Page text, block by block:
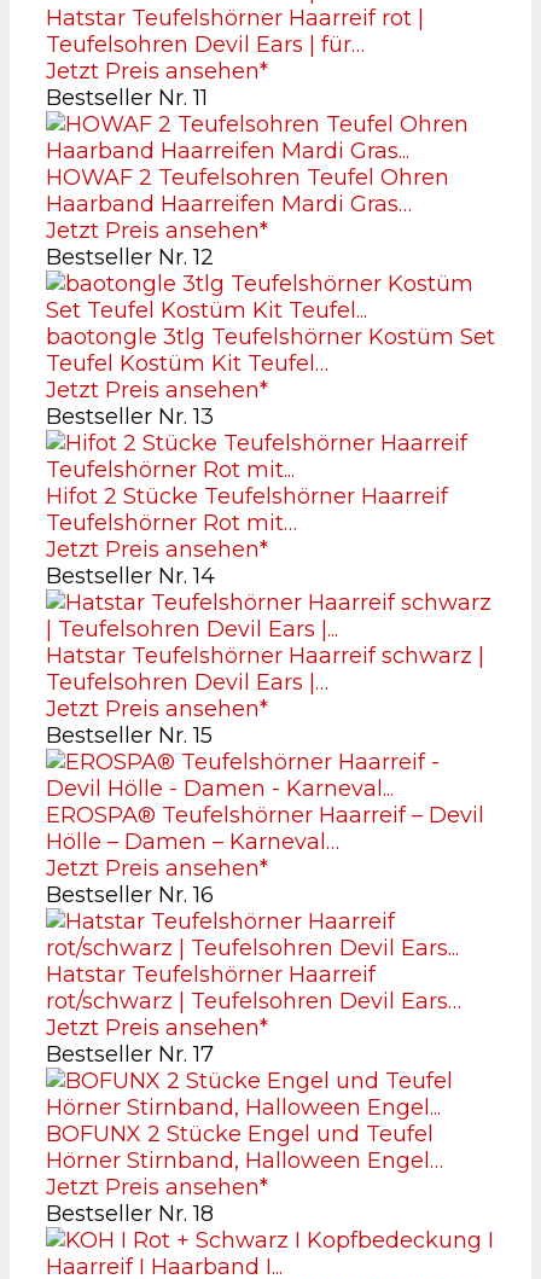
Hatstar Teufelshörner Haarreif rot |
Teufelsohren Devil Ears | für…
Jetzt Preis ansehen*
Bestseller Nr. 11
HOWAF 2 Teufelsohren Teufel Ohren
Haarband Haarreifen Mardi Gras…
Jetzt Preis ansehen*
Bestseller Nr. 12
baotongle 3tlg Teufelshörner Kostüm Set
Teufel Kostüm Kit Teufel…
Jetzt Preis ansehen*
Bestseller Nr. 13
Hifot 2 Stücke Teufelshörner Haarreif
Teufelshörner Rot mit…
Jetzt Preis ansehen*
Bestseller Nr. 14
Hatstar Teufelshörner Haarreif schwarz |
Teufelsohren Devil Ears |…
Jetzt Preis ansehen*
Bestseller Nr. 15
EROSPA® Teufelshörner Haarreif – Devil
Hölle – Damen – Karneval…
Jetzt Preis ansehen*
Bestseller Nr. 16
Hatstar Teufelshörner Haarreif
rot/schwarz | Teufelsohren Devil Ears…
Jetzt Preis ansehen*
Bestseller Nr. 17
BOFUNX 2 Stücke Engel und Teufel
Hörner Stirnband, Halloween Engel…
Jetzt Preis ansehen*
Bestseller Nr. 18